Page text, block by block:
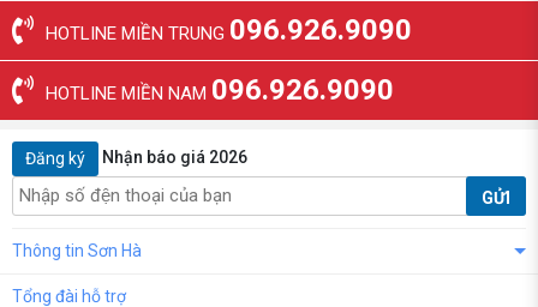
HOTLINE MIỀN TRUNG 096.926.9090
HOTLINE MIỀN NAM 096.926.9090
Đăng ký Nhận báo giá 2026
GỬI
Thông tin Sơn Hà
Tổng đài hỗ trợ